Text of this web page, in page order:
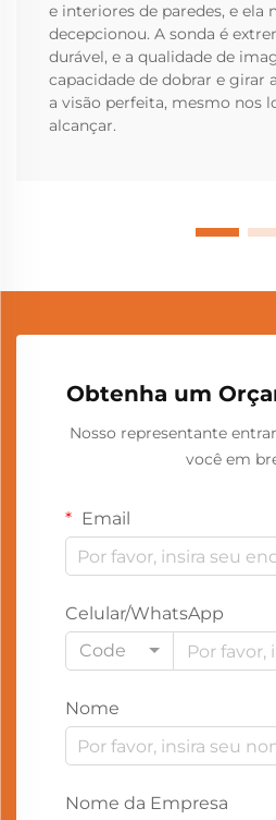
e interiores de paredes, e ela
decepcionou. A sonda é
durável, e a qualidade de
capacidade de dobrar e girar
a visão perfeita, mesmo nos
alcançar.
Obtenha um
Nosso representante
você em
Email
Celular/WhatsApp
Code
Nome
Nome da Empresa